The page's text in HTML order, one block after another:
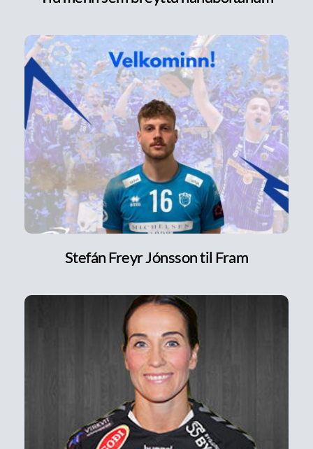
Stefán Freyr Jónsson til Fram